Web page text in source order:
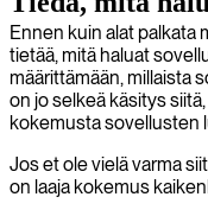
Ennen kuin alat palkata
tietää, mitä haluat
määrittämään, millaista
on jo selkeä käsitys
kokemusta sovellusten
Jos et ole vielä varma
on laaja kokemus